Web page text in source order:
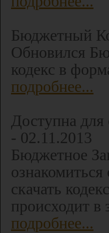
Бюджетный
Обновился
кодекс в
подробнее...
Доступна
- 02.11.2013
Бюджетное
скачать
происходит в
подробнее...